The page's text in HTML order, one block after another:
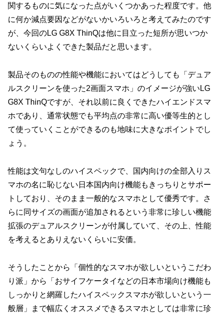
関するものに気になった点がいくつかあった程度です。他
に何か減点要因などがないかいろいろと考えてみたのです
が、今回のLG G8X ThinQは他に目立った短所が思いつか
ないくらいよくできた製品だと思います。
製品そのものの性能や機能においてはどうしても「デュア
ルスクリーンを使った2画面スマホ」のイメージが強いLG
G8X ThinQですが、それ以前に良くできたハイエンドスマ
ホであり、通常状態でも平均点の非常に高い優等生的とし
て使っていくことができるのも地味に大きなポイントでし
ょう。
性能は文句なしのハイスペックで、国内向けの全部入りス
マホの名に恥じない日本国内向け機能もきっちりとサポー
トしており、そのまま一般的なスマホとして優秀です。さ
らに同サイズの画面が追加されるという非常に珍しい機能
拡張のデュアルスクリーンが付属していて、その上、性能
を考えるとありえないくらいに安価。
そうしたことから「個性的なスマホが欲しいというこだわ
り派」から「おサイフケータイなどの日本市場向け機能も
しっかりと網羅したハイスペックスマホが欲しいという一
般層」まで幅広くオススメできるスマホとしては非常に珍